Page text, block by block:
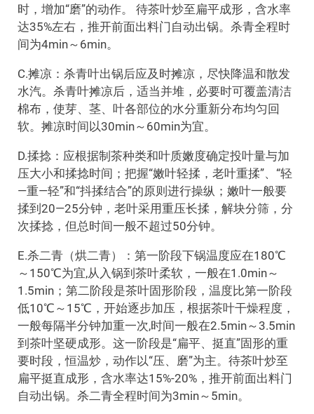
时，增加“磨”的动作。 待茶叶炒至扁平成形，含水率
达35%左右，推开前面出料门自动出锅。杀青全程时
间为4min～6min。
C.摊凉：杀青叶出锅后应及时摊凉，尽快降温和散发
水汽。杀青叶摊凉后，适当并堆，必要时可覆盖清洁
棉布，使芽、茎、叶各部位的水分重新分布均匀回
软。摊凉时间以30min～60min为宜。
D.揉捻：应根据制茶种类和叶质嫩度确定投叶量与加
压大小和揉捻时间；把握“嫩叶轻揉，老叶重揉”、“轻
—重—轻”和“抖揉结合”的原则进行操纵；嫩叶一般要
揉到20—25分钟，老叶采用重压长揉，解块分筛，分
次揉捻，但总时间一般不超过50分钟。
E.杀二青（烘二青）：第一阶段下锅温度应在180℃
～150℃为宜,从入锅到茶叶柔软，一般在1.0min～
1.5min；第二阶段是茶叶固形阶段，温度比第一阶段
低10℃～15℃，开始逐步加压，根据茶叶干燥程度，
一般每隔半分钟加重一次,时间一般在2.5min～3.5min
到茶叶坚硬成形。这一阶段是“扁平、挺直”固形的重
要时段，恒温炒，动作以“压、磨”为主。待茶叶炒至
扁平挺直成形，含水率达15%-20%，推开前面出料门
自动出锅。杀二青全程时间为3min～5min。